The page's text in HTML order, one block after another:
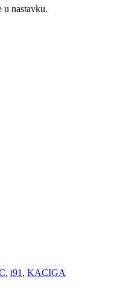
u nastavku.
, i91 , KACIGA